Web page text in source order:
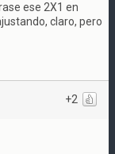
ese 2X1 en
claro, pero
+2